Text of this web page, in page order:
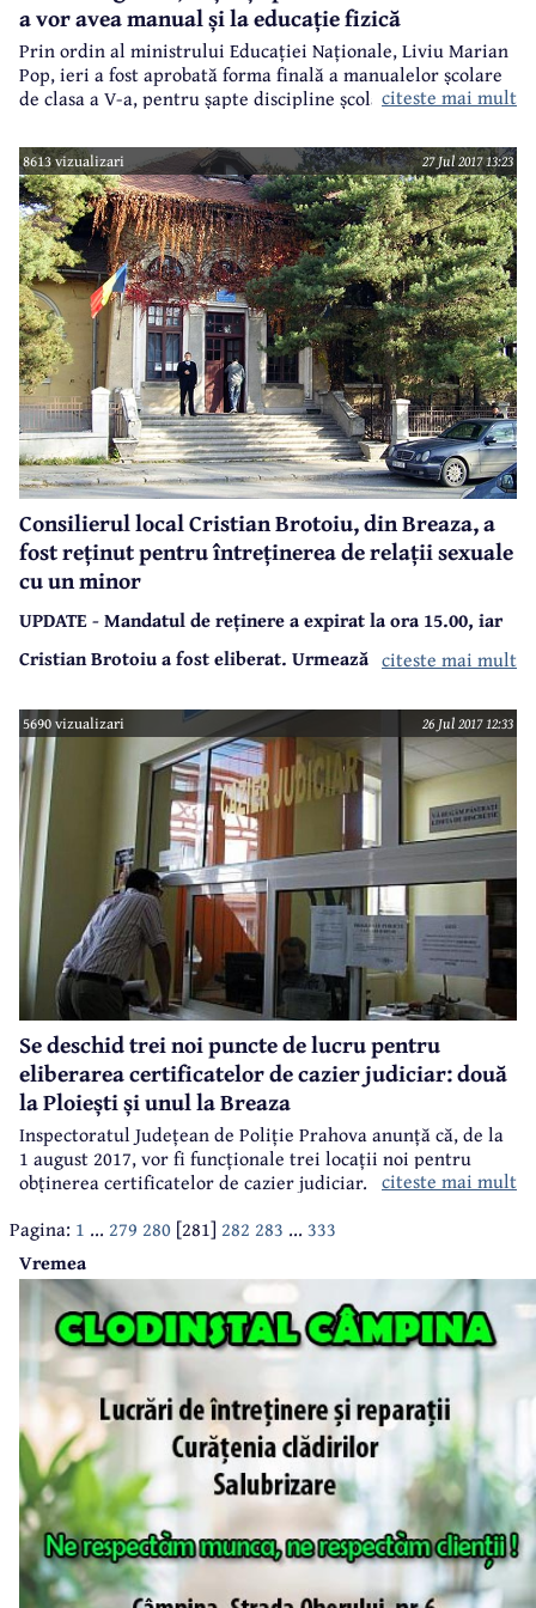
să decidă dacă admite sau nu propunerea de arestare
preventivă pentru 30 de zile.
a vor avea manual și la educație fizică
Prin ordin al ministrului Educației Naționale, Liviu Marian
Pop, ieri a fost aprobată forma finală a manualelor școlare
de clasa a V-a, pentru șapte discipline școlare. Potrivit
Educației, la licitația pentru loturile de manuale de la cele
șapte discipline nu au fost depuse contestații, astfel că au
fost semnate acordurile-cadru cu editurile câștigătoare.
Marea noutate pentru elevii de clasa a V-a este aceea că,
din toamnă, vor avea manual și la disciplina educație fizică
și sport.
citeste mai mult
8613 vizualizari 27 Jul 2017 13:23
Consilierul local Cristian Brotoiu, din Breaza, a
fost reținut pentru întreținerea de relații sexuale
cu un minor
UPDATE - Mandatul de reținere a expirat la ora 15.00, iar
Cristian Brotoiu a fost eliberat. Urmează ca instanța să se
pentru 30 de zile.
Cristian Gheorghe Brotoiu are 36 de ani și este consilier
local din partea PSD. Acesta a fost reținut ieri de Poliția
Breaza, pentru 24 de ore, iar astăzi urmează să fie
prezentat la Judecătoria Câmpina cu propunerea de
arestare preventivă pentru 30 de zile.
citeste mai mult
5690 vizualizari 26 Jul 2017 12:33
Se deschid trei noi puncte de lucru pentru
eliberarea certificatelor de cazier judiciar: două
la Ploiești și unul la Breaza
Inspectoratul Județean de Poliție Prahova anunță că, de la
1 august 2017, vor fi funcționale trei locații noi pentru
obținerea certificatelor de cazier judiciar. Este vorba
Secția 4 Poliție din Ploiești (Piața 1 Decembrie 1918, nr.1A)
și Poliția Breaza (Strada Republicii, nr.82 A).
citeste mai mult
Pagina: 1 ... 279 280 [281] 282 283 ... 333
Vremea